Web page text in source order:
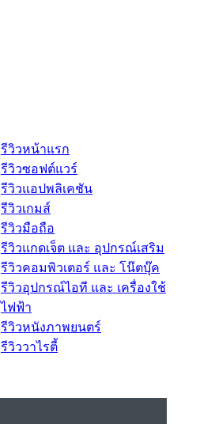
รีวิวหน้าแรก
รีวิวซอฟต์แวร์
รีวิวแอปพลิเคชัน
รีวิวเกมส์
รีวิวมือถือ
รีวิวแกดเจ็ต และ อุปกรณ์เสริม
รีวิวคอมพิวเตอร์ และ โน๊ตบุ๊ค
รีวิวอุปกรณ์ไอที และ เครื่องใช้
ไฟฟ้า
รีวิวหนังภาพยนตร์
รีวิววาไรตี้